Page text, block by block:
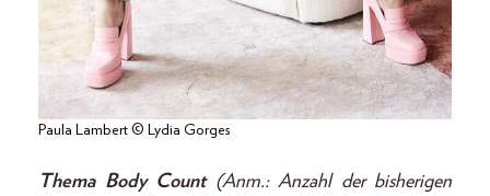
Paula Lambert © Lydia Gorges
Thema Body Count (Anm.: Anzahl der bisherigen